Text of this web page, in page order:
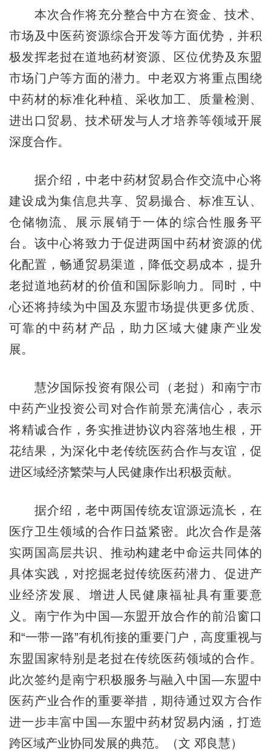
本次合作将充分整合中方在资金、技术、
市场及中医药资源综合开发等方面优势，并积
极发挥老挝在道地药材资源、区位优势及东盟
市场门户等方面的潜力。 中老双方将重点围绕
中药材的标准化种植、采收加工、质量检测、
进出口贸易、技术研发与人才培养等领域开展
深度合作。
据介绍，中老中药材贸易合作交流中心将
建设成为集信息共享、贸易撮合、标准互认、
仓储物流、展示展销于一体的综合性服务平
台。该中心将致力于促进两国中药材资源的优
化配置，畅通贸易渠道，降低交易成本，提升
老挝道地药材的价值和国际影响力。同时，中
心还将持续为中国及东盟市场提供更多优质、
可靠的中药材产品，助力区域大健康产业发
展。
慧汐国际投资有限公司（老挝）和南宁市
中药产业投资公司对合作前景充满信心，表示
将精诚合作，务实推进协议内容落地生根，开
花结果，为深化中老传统医药合作与友谊，促
进区域经济繁荣与人民健康作出积极贡献。
据介绍，老中两国传统友谊源远流长，在
医疗卫生领域的合作日益紧密。 此次合作是落
实两国高层共识、推动构建老中命运共同体的
具体实践， 对挖掘老挝传统医药潜力、促进产
业经济发展、增进人民健康福祉具有重要意
义。 南宁作为中国—东盟开放合作的前沿窗口
和“一带一路”有机衔接的重要门户， 高度重视与
东盟国家特别是老挝在传统医药领域的合作。
此次签约是南宁积极服务与融入中国—东盟中
医药产业合作的重要举措，期待通过双方合作
进一步丰富中国—东盟中药材贸易内涵，打造
跨区域产业协同发展的典范。（文 邓良慧）